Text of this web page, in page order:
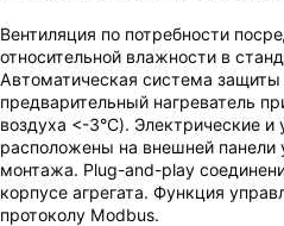
Вентиляция по потребности
относительной влажности в
Автоматическая система защиты
предварительный нагреватель
воздуха <-3°C). Электрические
расположены на внешней панели
монтажа. Plug-and-play
корпусе агрегата. Функция
протоколу Modbus.